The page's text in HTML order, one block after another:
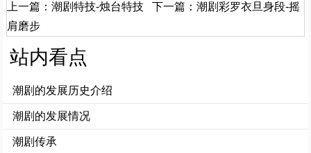
上一篇：潮剧特技-烛台特技 下一篇：潮剧彩罗衣旦身段-摇
肩磨步
站内看点
潮剧的发展历史介绍
潮剧的发展情况
潮剧传承